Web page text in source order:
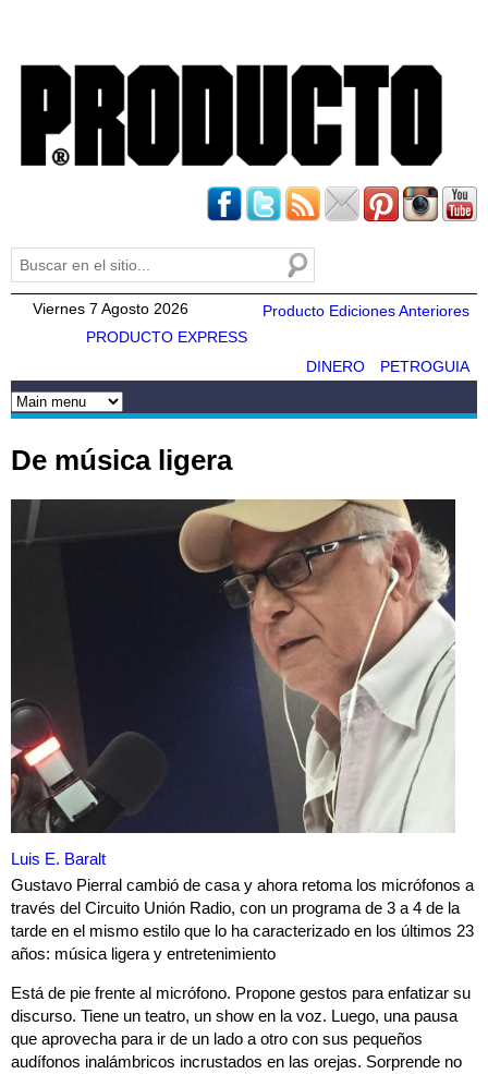
Formulario de búsqueda
Buscar
Viernes 7 Agosto 2026
Producto Ediciones Anteriores
PRODUCTO EXPRESS
PETROGUIA
DINERO
De música ligera
Luis E. Baralt
Gustavo Pierral cambió de casa y ahora retoma los micrófonos a
través del Circuito Unión Radio, con un programa de 3 a 4 de la
tarde en el mismo estilo que lo ha caracterizado en los últimos 23
años: música ligera y entretenimiento
Está de pie frente al micrófono. Propone gestos para enfatizar su
discurso. Tiene un teatro, un show en la voz. Luego, una pausa
que aprovecha para ir de un lado a otro con sus pequeños
audífonos inalámbricos incrustados en las orejas. Sorprende no